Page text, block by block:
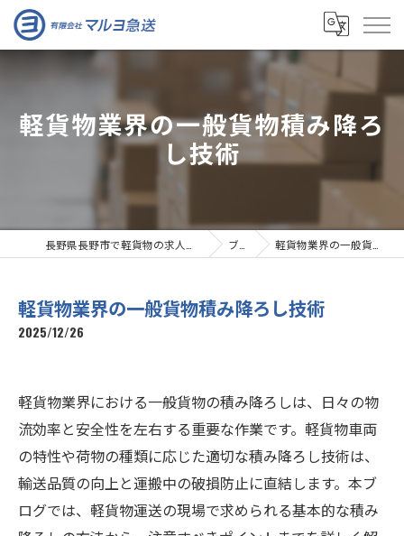
軽貨物業界の一般貨物積み降ろ
し技術
ブログ 軽貨物業界の一般貨物積み降ろし技術
軽貨物業界の一般貨物積み降ろし技術
2025/12/26
軽貨物業界における一般貨物の積み降ろしは、日々の物
流効率と安全性を左右する重要な作業です。軽貨物車両
の特性や荷物の種類に応じた適切な積み降ろし技術は、
輸送品質の向上と運搬中の破損防止に直結します。本ブ
ログでは、軽貨物運送の現場で求められる基本的な積み